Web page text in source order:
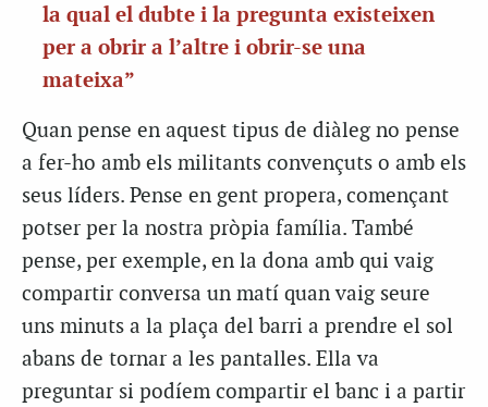
la qual el dubte i la pregunta existeixen
per a obrir a l’altre i obrir-se una
mateixa”
Quan pense en aquest tipus de diàleg no pense
a fer-ho amb els militants convençuts o amb els
seus líders. Pense en gent propera, començant
potser per la nostra pròpia família. També
pense, per exemple, en la dona amb qui vaig
compartir conversa un matí quan vaig seure
uns minuts a la plaça del barri a prendre el sol
abans de tornar a les pantalles. Ella va
preguntar si podíem compartir el banc i a partir